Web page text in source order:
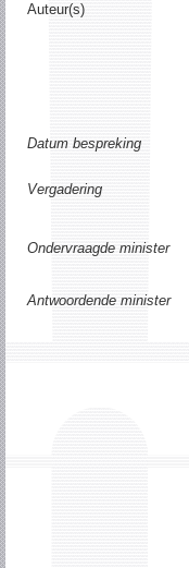
Auteur(s)
Datum bespreking
Vergadering
Ondervraagde minister
Antwoordende minister